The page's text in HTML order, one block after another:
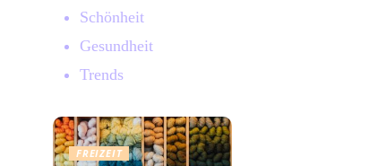
Schönheit
Gesundheit
Trends
FREIZEIT